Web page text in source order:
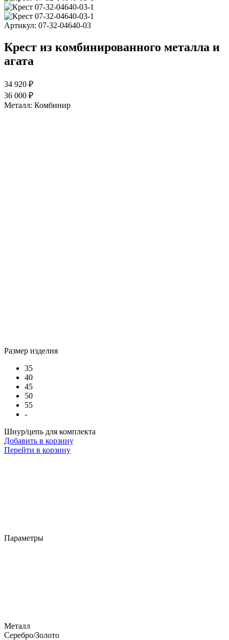
Артикул: 07-32-04640-03
Крест из комбинированного металла и
агата
34 920 ₽
36 000 ₽
Металл: Комбинир
Размер изделия
35
40
45
50
55
-
Шнур/цепь для комплекта
Добавить в корзину
Перейти в корзину
Параметры
Металл
Серебро/Золото